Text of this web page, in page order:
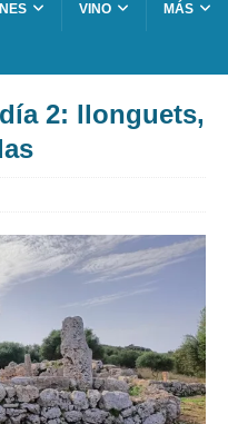
VINO MÁS
2: llonguets,